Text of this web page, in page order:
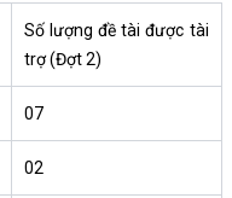
Số lượng đề tài được tài
trợ (Đợt 2)
07
02